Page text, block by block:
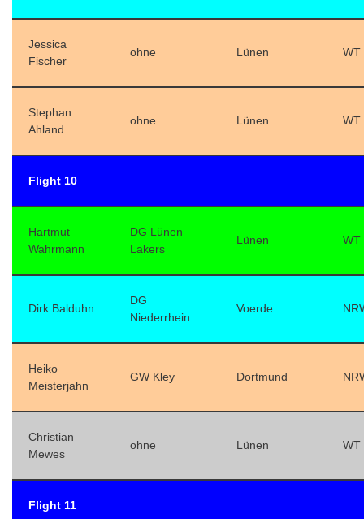
Jessica
Fischer
ohne Lünen WT
Stephan
Ahland
ohne Lünen WT
Flight 10
Hartmut
Wahrmann
DG Lünen
Lakers
Lünen WT
Dirk Balduhn
DG
Niederrhein
Voerde
Heiko
Meisterjahn
GW Kley Dortmund
Christian
Mewes
ohne Lünen WT
Flight 11